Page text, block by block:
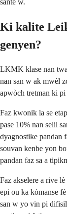
Ki kalite
genyen?
LKMK klase nan
nan san w ak mwèl
apwòch tretman ki pi
Faz kwonik la se
pase 10% nan selil
dyagnostike pandan
souvan kenbe yon
pandan faz sa a
Faz akselere a rive
epi ou ka kòmanse
san w yo vin pi difisil